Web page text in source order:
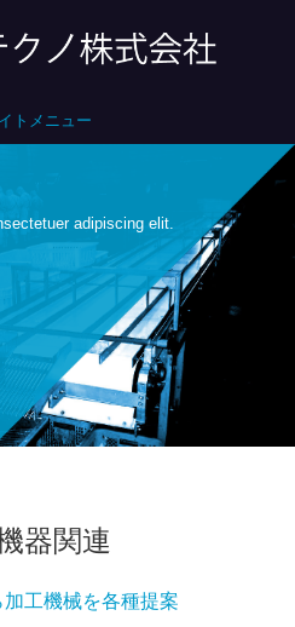
トメニュー
adipiscing elit.
器関連
工機械を各種提案